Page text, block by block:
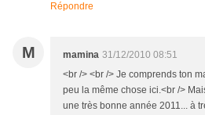
Répondre
M mamina 31/12/2010 08:51
<br /> <br /> Je comprends ton
peu la même chose ici.<br />
une très bonne année 2011... à